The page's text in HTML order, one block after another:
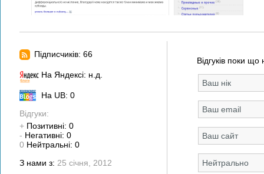
Підписчиків: 66
На Яндексі: н.д.
На UB: 0
Відгуки:
+ Позитивні: 0
- Негативні: 0
0 Нейтральні: 0
З нами з: 25 січня, 2012
Відгуків поки